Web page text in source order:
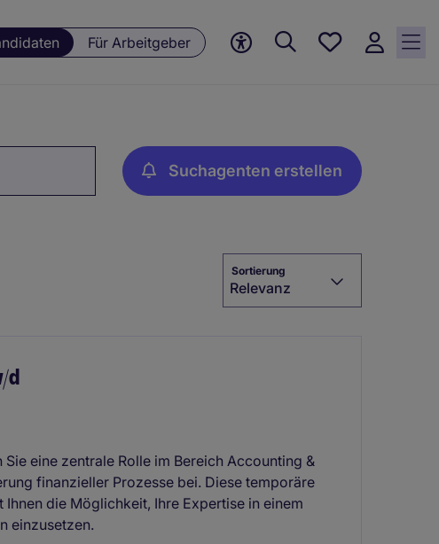
Für Arbeitgeber
Meine
Suchagenten erstellen
Sortierung
Relevanz
d
eine zentrale Rolle im Bereich Accounting &
finanzieller Prozesse bei. Diese temporäre
die Möglichkeit, Ihre Expertise in einem
einzusetzen.